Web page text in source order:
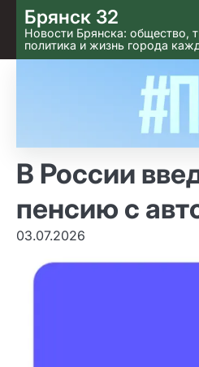
Skip
to content
Брянск 32
Новости Брянска: общество,
политика и жизнь города
В России
пенсию с
03.07.2026